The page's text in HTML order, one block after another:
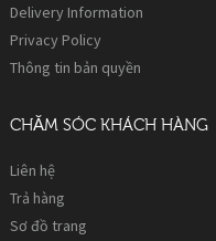
Delivery Information
Privacy Policy
Thông tin bản quyền
CHĂM SÓC KHÁCH HÀNG
Liên hệ
Trả hàng
Sơ đồ trang